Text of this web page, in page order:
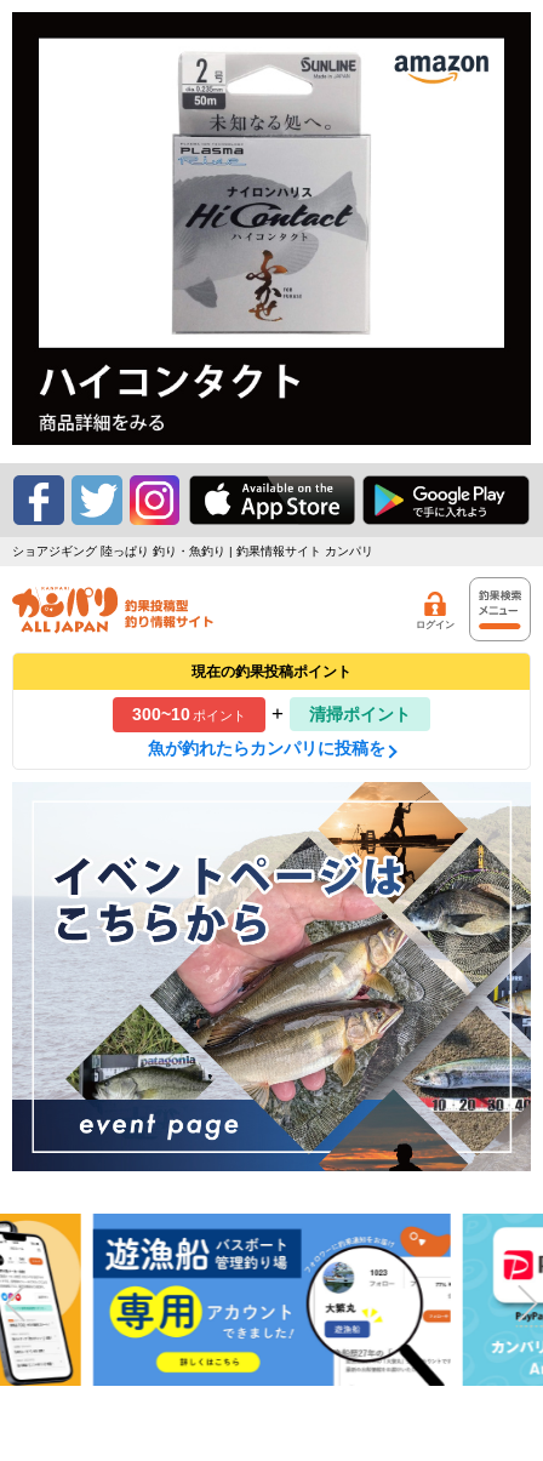
ショアジギング 陸っぱり 釣り・魚釣り | 釣果情報サイト カンパリ
ログイン
現在の釣果投稿ポイント
300~10ポイント +
清掃ポイント
魚が釣れたらカンパリに投稿を